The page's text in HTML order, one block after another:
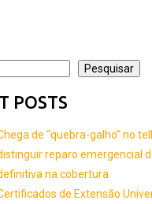
Pesquisar
POSTS
de “quebra-galho” no
reparo emergencial
na cobertura
de Extensão